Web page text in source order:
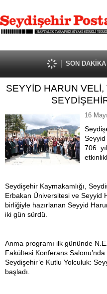
SON DAKİKA
SEYYİD HARUN
16
Seyyid
706.
Seydişehir Kaymakamlığı,
Erbakan Üniversitesi ve Seyyid
birliğiyle hazırlanan Seyyid
iki gün sürdü.
Anma programı ilk gününde
Fakültesi Konferans
Seydişehir’e Kutlu Yolculuk:
başladı.